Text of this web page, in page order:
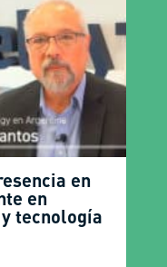
en
en
tecnología